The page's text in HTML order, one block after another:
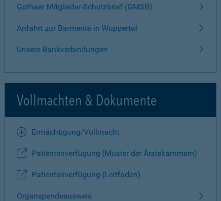
Gothaer Mitglieder-Schutzbrief (GMSB)
Anfahrt zur Barmenia in Wuppertal
Unsere Bankverbindungen
Vollmachten & Dokumente
Ermächtigung/Vollmacht
Patientenverfügung (Muster der Ärztekammern)
Patientenverfügung (Leitfaden)
Organspendeausweis